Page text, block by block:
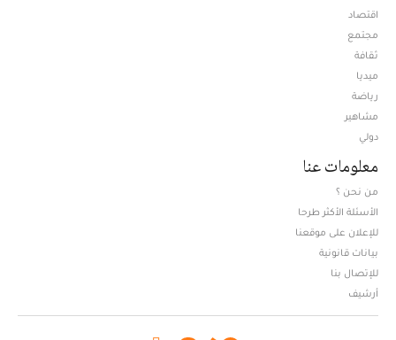
اقتصاد
مجتمع
ثقافة
ميديا
رياضة
مشاهير
دولي
معلومات عنا
من نحن ؟
الأسئلة الأكثر طرحا
للإعلان على موقعنا
بيانات قانونية
للإتصال بنا
أرشيف